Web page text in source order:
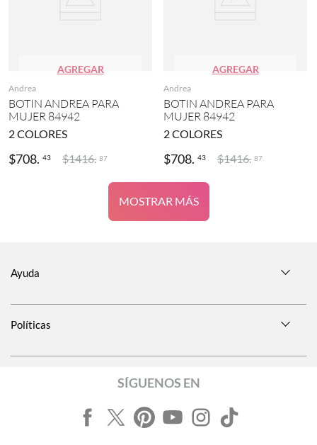
AGREGAR
Andrea
BOTIN ANDREA PARA
MUJER 84942
2COLORES
$708. 43 $1416. 87
AGREGAR
Andrea
BOTIN ANDREA PARA
MUJER 84942
2COLORES
$708. 43 $1416. 87
MOSTRAR MÁS
Ayuda
Políticas
SÍGUENOS EN